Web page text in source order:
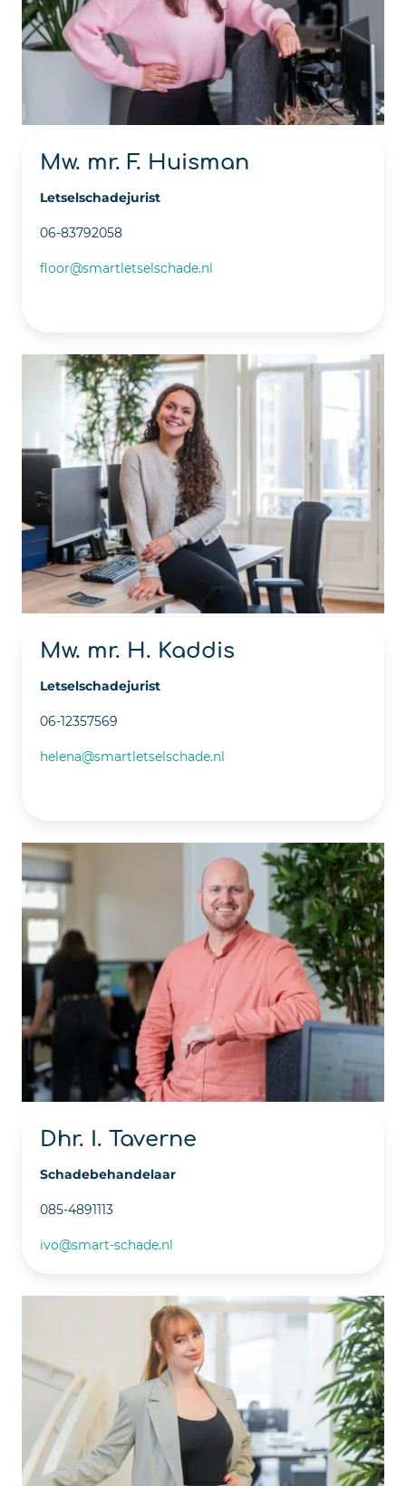
Mw. mr. F. Huisman
Letselschadejurist
06-83792058
floor@smartletselschade.nl
Mw. mr. H. Kaddis
Letselschadejurist
06-12357569
helena@smartletselschade.nl
Dhr. I. Taverne
Schadebehandelaar
085-4891113
ivo@smart-schade.nl